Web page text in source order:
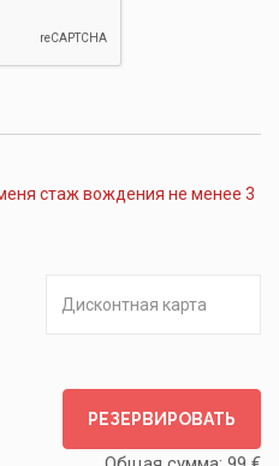
стаж вождения не менее 3
РЕЗЕРВИРОВАТЬ